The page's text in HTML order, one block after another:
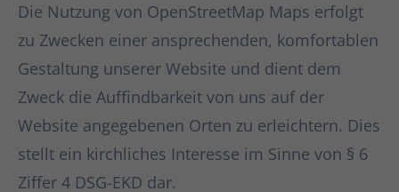
Die Nutzung von OpenStreetMap Maps erfolgt
zu Zwecken einer ansprechenden, komfortablen
Gestaltung unserer Website und dient dem
Zweck die Auffindbarkeit von uns auf der
Website angegebenen Orten zu erleichtern. Dies
stellt ein kirchliches Interesse im Sinne von § 6
Ziffer 4 DSG-EKD dar.